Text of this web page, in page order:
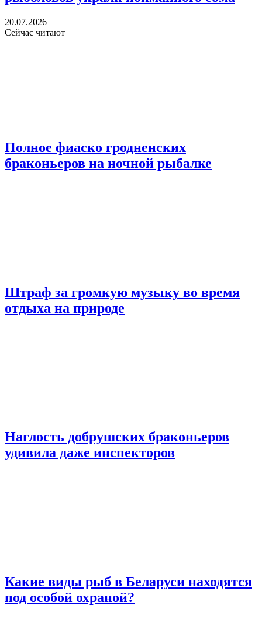
20.07.2026
Сейчас читают
Полное фиаско гродненских
браконьеров на ночной рыбалке
Штраф за громкую музыку во время
отдыха на природе
Наглость добрушских браконьеров
удивила даже инспекторов
Какие виды рыб в Беларуси находятся
под особой охраной?